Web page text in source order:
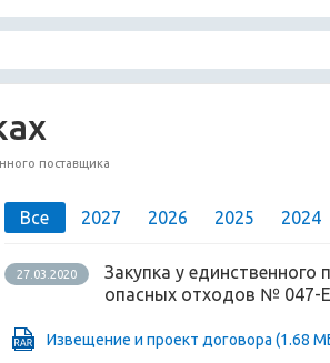
поставщика
Все 2027 2026 2025 2024
27.03.2020
Закупка у единственного
опасных отходов № 047-
Извещение и проект договора (1.68